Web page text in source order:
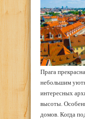
Прага
небольшим
интересных
высоты.
домов. Когда